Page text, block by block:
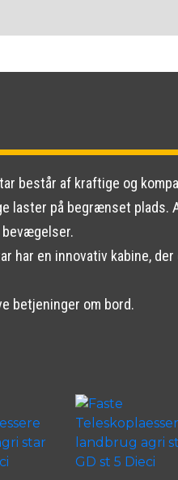
består af kraftige og
laster på begrænset plads.
en innovativ kabine, der
betjeninger om bord.